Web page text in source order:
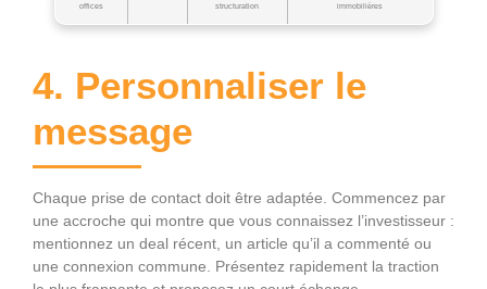
offices
structuration
immobilières
4. Personnaliser le
message
Chaque prise de contact doit être adaptée. Commencez par
une accroche qui montre que vous connaissez l’investisseur :
mentionnez un deal récent, un article qu’il a commenté ou
une connexion commune. Présentez rapidement la traction